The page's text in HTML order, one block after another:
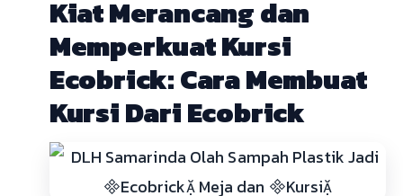
Kiat Merancang dan
Memperkuat Kursi
Ecobrick: Cara Membuat
Kursi Dari Ecobrick